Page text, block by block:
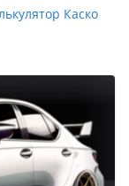
Каско